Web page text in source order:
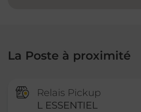
La Poste à proximité
Relais Pickup
L ESSENTIEL